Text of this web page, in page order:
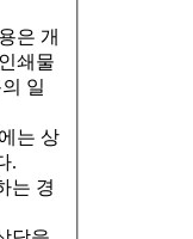
은 개
쇄물
일
는 상
.
는 경